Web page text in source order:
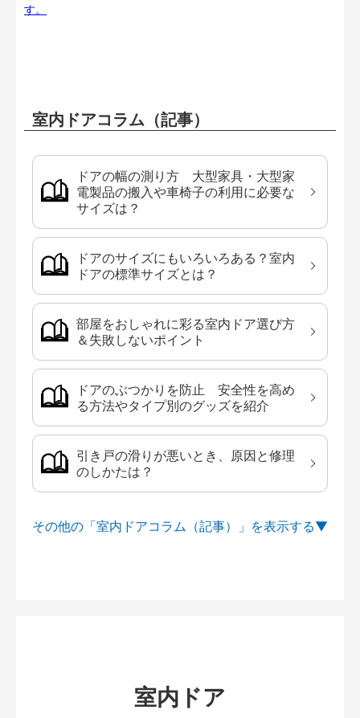
す。
室内ドアコラム（記事）
ドアの幅の測り方 大型家具・大型家
電製品の搬入や車椅子の利用に必要な
サイズは？
ドアのサイズにもいろいろある？室内
ドアの標準サイズとは？
部屋をおしゃれに彩る室内ドア選び方
＆失敗しないポイント
ドアのぶつかりを防止 安全性を高め
る方法やタイプ別のグッズを紹介
引き戸の滑りが悪いとき、原因と修理
のしかたは？
その他の「室内ドアコラム（記事）」を
室内ドア